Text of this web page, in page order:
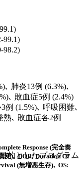
的としたプログラム
99.1)
98.2)
肺炎13例 (6.3%)､
､ 敗血症5例 (2.4%)
(1.5%)､ 呼吸困難､
､ 敗血症各2例
Response (完全奏
変)､ DOR: Duration Of
(無増悪生存)､ OS: